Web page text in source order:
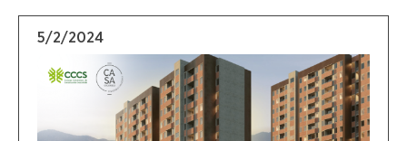
5/2/2024